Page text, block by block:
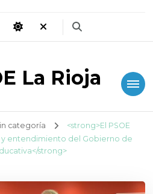
La Rioja
categoría
<strong>El PSOE
entendimiento del Gobierno de
strong>